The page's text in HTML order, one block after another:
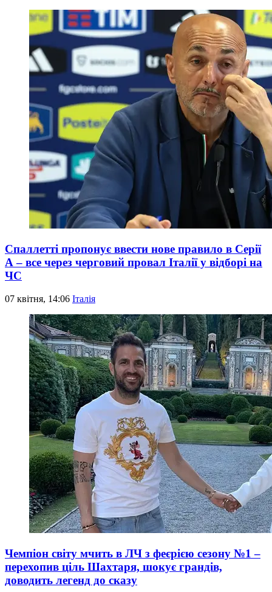
Спаллетті пропонує ввести нове правило в Серії
А – все через черговий провал Італії у відборі на
ЧС
07 квітня, 14:06 Італія
Чемпіон світу мчить в ЛЧ з феєрією сезону №1 –
перехопив ціль Шахтаря, шокує грандів,
доводить легенд до сказу